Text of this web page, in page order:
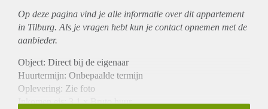
Op deze pagina vind je alle informatie over ditappartement
in Tilburg. Als je vragen hebt kun je contact opnemen met de
aanbieder.
Object: Direct bij de eigenaar
Huurtermijn: Onbepaalde termijn
Oplevering: Zie foto
Inkomen eis: 3,1 x Bruto huur